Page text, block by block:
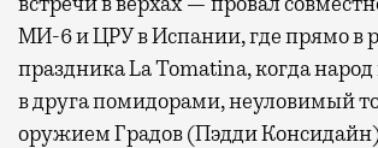
МИ-6 и ЦРУ в Испании, где прямо в
праздника La Tomatina, когда народ
в друга помидорами, неуловимый
оружием Градов (Пэдди